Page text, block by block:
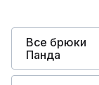
Все брюки
Панда